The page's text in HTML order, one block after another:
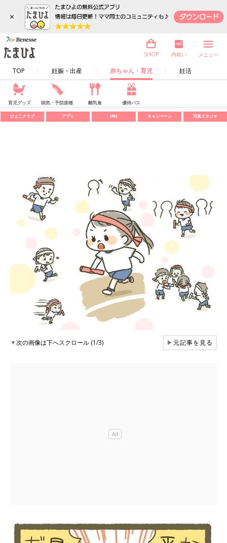
×
TOP 妊娠・出産 赤ちゃん・育児 妊活
SHOP 内祝い メニュー
育児グッズ 病気・予防接種 離乳食 優待パス
ひよこクラブ アプリ SNS キャンペーン 写真スタジオ
▼次の画像は下へスクロール (1/3) ▶元記事を見る